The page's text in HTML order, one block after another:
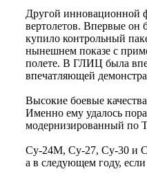
Другой инновационной
вертолетов. Впервые он
купило контрольный
нынешнем показе с
полете. В ГЛИЦ была
впечатляющей
Высокие боевые
Именно ему удалось
модернизированный по
Су-24М, Су-27, Су-30 и
а в следующем году,